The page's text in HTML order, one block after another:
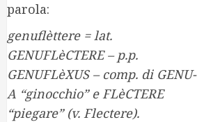
parola:
genuflèttere = lat.
GENUFLèCTERE – p.p.
GENUFLèXUS – comp. di GENU-
A “ginocchio” e FLèCTERE
“piegare” (v. Flectere).